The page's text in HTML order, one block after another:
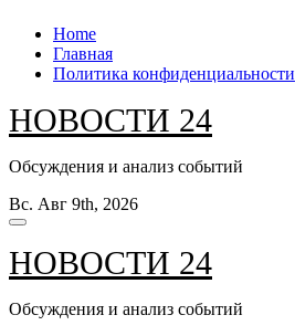
Перейти
содержанию
Home
Главная
Политика конфиденциальности
НОВОСТИ 24
Обсуждения и анализ событий
Вс. Авг 9th, 2026
НОВОСТИ 24
Обсуждения и анализ событий